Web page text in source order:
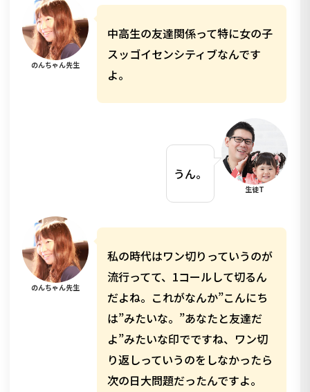
のんちゃん先生
中高生の友達関係って特に女の子
スッゴイセンシティブなんです
よ。
うん。
生徒T
のんちゃん先生
私の時代はワン切りっていうのが
流行ってて、1コールして切るん
だよね。これがなんか”こんにち
は”みたいな。”あなたと友達だ
よ”みたいな印でですね、ワン切
り返しっていうのをしなかったら
次の日大問題だったんですよ。